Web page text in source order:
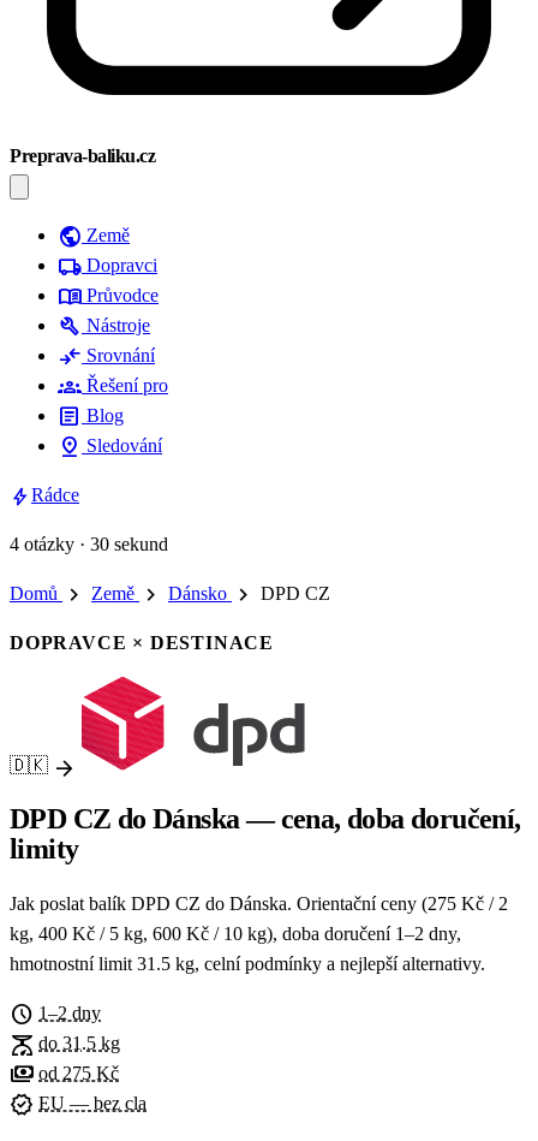
Preprava-baliku.cz
public Země
local_shipping Dopravci
menu_book Průvodce
build Nástroje
compare_arrows Srovnání
groups Řešení pro
article Blog
pin_drop Sledování
boltRádce
4 otázky · 30 sekund
Domů chevron_right Země chevron_right Dánsko chevron_right DPD CZ
DOPRAVCE × DESTINACE
🇩🇰 arrow_forward
DPD CZ do Dánska — cena, doba doručení,
limity
Jak poslat balík DPD CZ do Dánska. Orientační ceny (275 Kč / 2
kg, 400 Kč / 5 kg, 600 Kč / 10 kg), doba doručení 1–2 dny,
hmotnostní limit 31.5 kg, celní podmínky a nejlepší alternativy.
schedule 1–2 dny
scale do 31.5 kg
payments od 275 Kč
verified EU — bez cla